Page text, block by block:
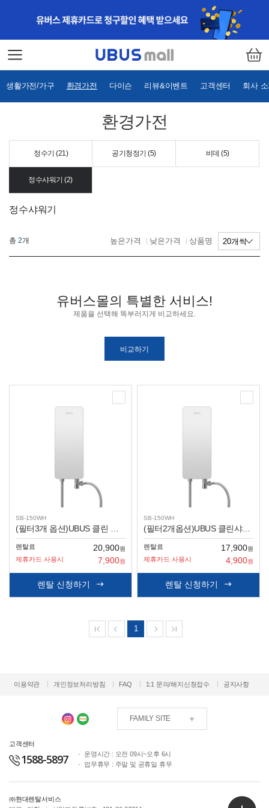
생활가전/가구 환경가전 다이슨 리뷰&이벤트 고객센터 회사
환경가전
정수기 (21) 공기청정기 (5) 비데 (5)
정수샤워기 (2)
정수샤워기
총 2개 높은가격 낮은가격 상품명
유버스몰의 특별한 서비스!
제품을 선택해 똑부러지게 비교하세요.
SB-150WH
(필터3개 옵션)UBUS 클린 샤워기 SB-150WH
렌탈료 20,900원
제휴카드 사용시 7,900원
렌탈 신청하기
SB-150WH
(필터2개옵션)UBUS 클린샤워기 SB-150WH
렌탈료 17,900원
제휴카드 사용시 4,900원
렌탈 신청하기
1
이용약관 개인정보처리방침 FAQ 1:1 문의/해지신청접수 공지사항
FAMILY SITE
고객센터
1588-5897
운영시간 : 오전 09시~오후 6시
업무휴무 : 주말 및 공휴일 휴무
㈜현대렌탈서비스